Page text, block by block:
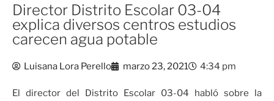
Director Distrito Escolar 03-04
explica diversos centros estudios
carecen agua potable
Luisana Lora Perello marzo 23, 2021 4:34 pm
El director del Distrito Escolar 03-04 habló sobre la